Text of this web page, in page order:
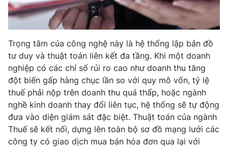
Trọng tâm của công nghệ này là hệ thống lập bản đồ
tư duy và thuật toán liên kết đa tầng. Khi một doanh
nghiệp có các chỉ số rủi ro cao như doanh thu tăng
đột biến gấp hàng chục lần so với quy mô vốn, tỷ lệ
thuế phải nộp trên doanh thu quá thấp, hoặc ngành
nghề kinh doanh thay đổi liên tục, hệ thống sẽ tự động
đưa vào diện giám sát đặc biệt. Thuật toán của ngành
Thuế sẽ kết nối, dựng lên toàn bộ sơ đồ mạng lưới các
công ty có giao dịch mua bán hóa đơn qua lại với